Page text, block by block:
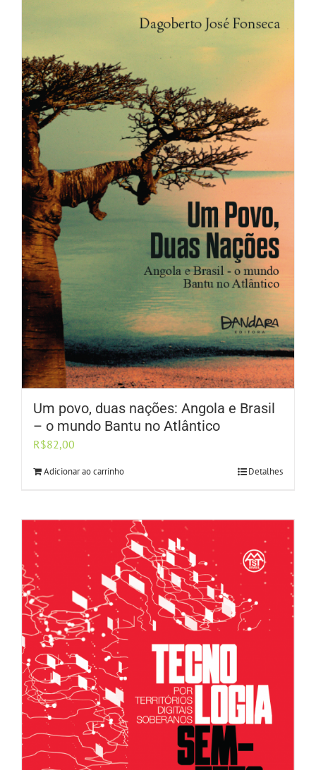
Um povo, duas nações: Angola e Brasil
– o mundo Bantu no Atlântico
R$82,00
Adicionar ao carrinho Detalhes